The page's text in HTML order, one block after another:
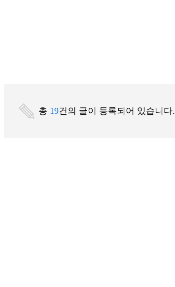
총 19건의 글이 등록되어 있습니다.